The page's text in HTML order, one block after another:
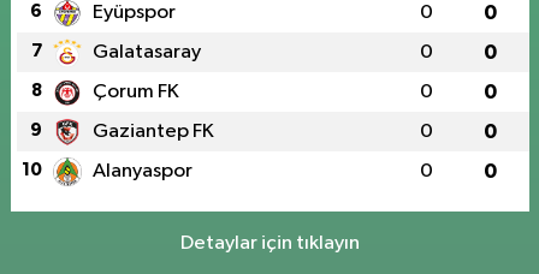
6 Eyüpspor 0 0
7 Galatasaray 0 0
8 Çorum FK 0 0
9 Gaziantep FK 0 0
10 Alanyaspor 0 0
Detaylar için tıklayın